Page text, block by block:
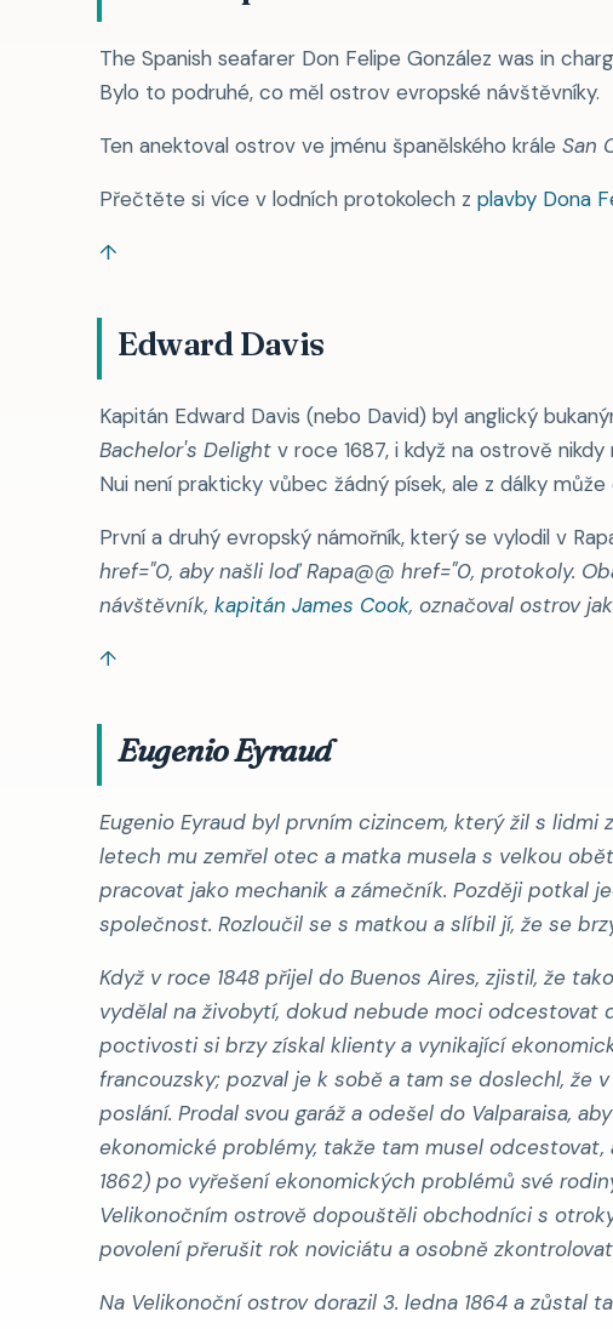
The Spanish seafarer Don Felipe González was in
Bylo to podruhé, co měl ostrov evropské návštěvníky.
Ten anektoval ostrov ve jménu španělského krále San
Přečtěte si více v lodních protokolech z plavby Dona
↑
Edward Davis
Kapitán Edward Davis (nebo David) byl anglický
Bachelor's Delight v roce 1687, i když na ostrově
Nui není prakticky vůbec žádný písek, ale z dálky
První a druhý evropský námořník, který se vylodil v
href="0, aby našli loď Rapa@@ href="0, protokoly.
návštěvník, kapitán James Cook, označoval ostrov
↑
Eugenio Eyraud
Eugenio Eyraud byl prvním cizincem, který žil s lidmi
letech mu zemřel otec a matka musela s velkou
pracovat jako mechanik a zámečník. Později potkal
společnost. Rozloučil se s matkou a slíbil jí, že se
Když v roce 1848 přijel do Buenos Aires, zjistil, že
vydělal na živobytí, dokud nebude moci odcestovat
poctivosti si brzy získal klienty a vynikající
francouzsky; pozval je k sobě a tam se doslechl, že
poslání. Prodal svou garáž a odešel do Valparaisa,
ekonomické problémy, takže tam musel
1862) po vyřešení ekonomických problémů své
Velikonočním ostrově dopouštěli obchodníci s
povolení přerušit rok noviciátu a osobně
Na Velikonoční ostrov dorazil 3. ledna 1864 a zůstal